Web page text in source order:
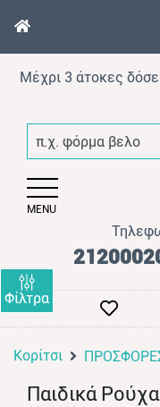
(Κορίτσι)
(Βρεφικό)
(AΞEΣOYAP)
(Brand)
(Προϊόντα)
Μέχρι 3 άτοκες
π.χ. φόρμα βελουτέ
MENU
Κορίτσι
Φίλτρα
Παιδικά